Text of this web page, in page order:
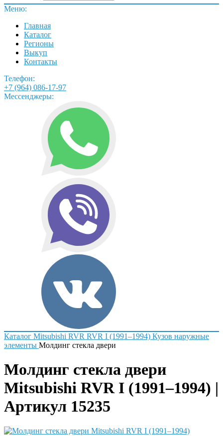
Меню:
Главная
Каталог
Регионы
Выкуп
Контакты
Телефон:
+7 (964) 086-17-97
Мессенджеры:
Каталог Mitsubishi RVR RVR I (1991–1994) Кузов наружные
элементы Молдинг стекла двери
Молдинг стекла двери
Mitsubishi RVR I (1991–1994) |
Артикул 15235